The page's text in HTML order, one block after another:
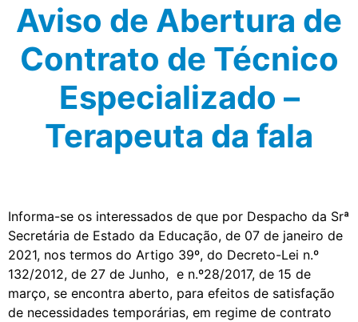
Aviso de Abertura de
Contrato de Técnico
Especializado –
Terapeuta da fala
Informa-se os interessados de que por Despacho da Srª
Secretária de Estado da Educação, de 07 de janeiro de
2021, nos termos do Artigo 39º, do Decreto-Lei n.º
132/2012, de 27 de Junho, e n.º28/2017, de 15 de
março, se encontra aberto, para efeitos de satisfação
de necessidades temporárias, em regime de contrato